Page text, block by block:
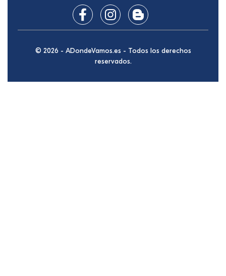
© 2026 - ADondeVamos.es - Todos los derechos
reservados.